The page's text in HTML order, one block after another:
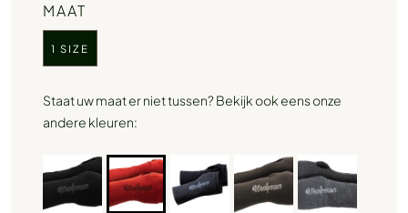
MAAT
1 SIZE
Staat uw maat er niet tussen? Bekijk ook eens onze
andere kleuren: